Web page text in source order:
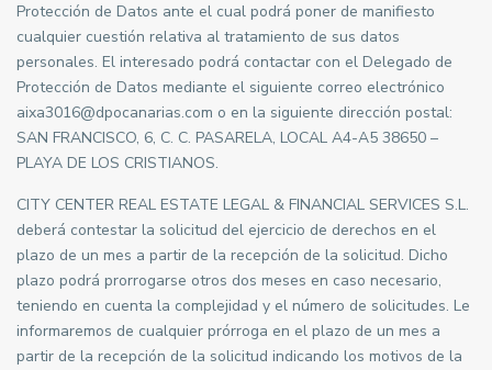
Protección de Datos ante el cual podrá poner de manifiesto
cualquier cuestión relativa al tratamiento de sus datos
personales. El interesado podrá contactar con el Delegado de
Protección de Datos mediante el siguiente correo electrónico
aixa3016@dpocanarias.com o en la siguiente dirección postal:
SAN FRANCISCO, 6, C. C. PASARELA, LOCAL A4-A5 38650 –
PLAYA DE LOS CRISTIANOS.
CITY CENTER REAL ESTATE LEGAL & FINANCIAL SERVICES S.L.
deberá contestar la solicitud del ejercicio de derechos en el
plazo de un mes a partir de la recepción de la solicitud. Dicho
plazo podrá prorrogarse otros dos meses en caso necesario,
teniendo en cuenta la complejidad y el número de solicitudes. Le
informaremos de cualquier prórroga en el plazo de un mes a
partir de la recepción de la solicitud indicando los motivos de la